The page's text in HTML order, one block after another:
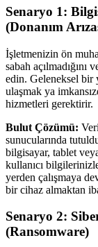
Senaryo 1:
(Donanım
İşletmenizin ön
sabah açılmadığını
edin. Geleneksel bir
ulaşmak ya
hizmetleri gerektirir.
Bulut Çözümü:
sunucularında
bilgisayar, tablet
kullanıcı
yerden çalışmaya
bir cihaz almaktan
Senaryo 2:
(Ransomware)